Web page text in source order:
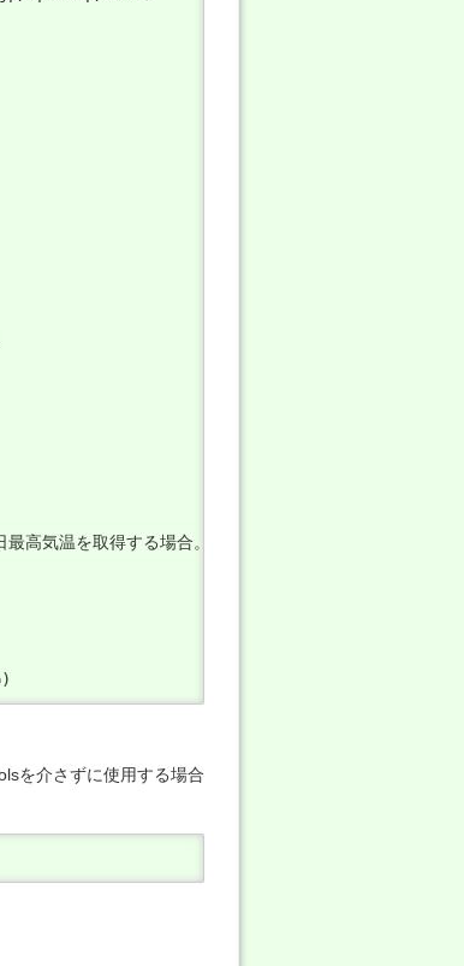
最高気温を取得する場合。
を介さずに使用する場合